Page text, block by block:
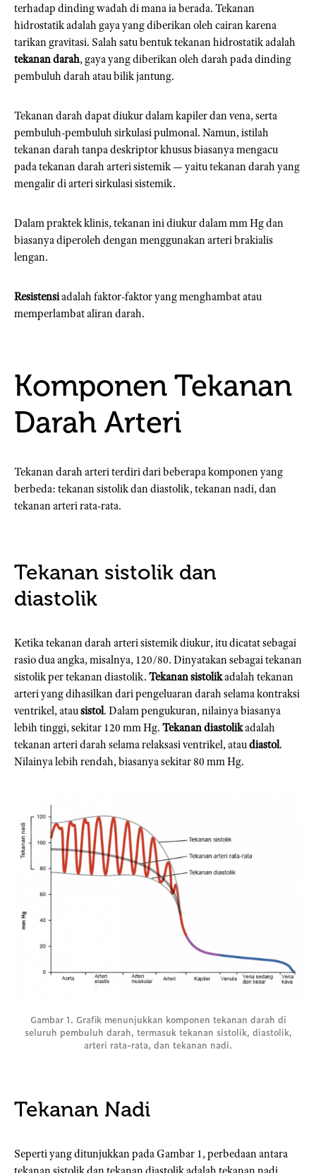
terhadap dinding wadah di mana ia berada. Tekanan
hidrostatik adalah gaya yang diberikan oleh cairan karena
tarikan gravitasi. Salah satu bentuk tekanan hidrostatik adalah
tekanan darah, gaya yang diberikan oleh darah pada dinding
pembuluh darah atau bilik jantung.
Tekanan darah dapat diukur dalam kapiler dan vena, serta
pembuluh-pembuluh sirkulasi pulmonal. Namun, istilah
tekanan darah tanpa deskriptor khusus biasanya mengacu
pada tekanan darah arteri sistemik — yaitu tekanan darah yang
mengalir di arteri sirkulasi sistemik.
Dalam praktek klinis, tekanan ini diukur dalam mm Hg dan
biasanya diperoleh dengan menggunakan arteri brakialis
lengan.
Resistensiadalah faktor-faktor yang menghambat atau
memperlambat aliran darah.
Komponen Tekanan
Darah Arteri
Tekanan darah arteri terdiri dari beberapa komponen yang
berbeda: tekanan sistolik dan diastolik, tekanan nadi, dan
tekanan arteri rata-rata.
Tekanan sistolik dan
diastolik
Ketika tekanan darah arteri sistemik diukur, itu dicatat sebagai
rasio dua angka, misalnya, 120/80. Dinyatakan sebagai tekanan
sistolik per tekanan diastolik. Tekanan sistolikadalah tekanan
arteri yang dihasilkan dari pengeluaran darah selama kontraksi
ventrikel, atausistol. Dalam pengukuran, nilainya biasanya
lebih tinggi, sekitar 120 mm Hg. Tekanan diastolikadalah
tekanan arteri darah selama relaksasi ventrikel, ataudiastol.
Nilainya lebih rendah, biasanya sekitar 80 mm Hg.
Gambar 1. Grafik menunjukkan komponen tekanan darah di
seluruh pembuluh darah, termasuk tekanan sistolik, diastolik,
arteri rata-rata, dan tekanan nadi.
Tekanan Nadi
Seperti yang ditunjukkan pada Gambar 1, perbedaan antara